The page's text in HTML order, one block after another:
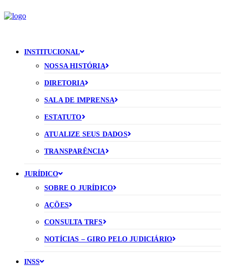
INSTITUCIONAL
NOSSA HISTÓRIA
DIRETORIA
SALA DE IMPRENSA
ESTATUTO
ATUALIZE SEUS DADOS
TRANSPARÊNCIA
JURÍDICO
SOBRE O JURÍDICO
AÇÕES
CONSULTA TRFS
NOTÍCIAS – GIRO PELO JUDICIÁRIO
INSS